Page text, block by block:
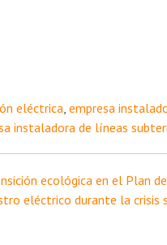
eléctrica empresa
instaladora de líneas
ecológica en el Plan
eléctrico durante la crisis